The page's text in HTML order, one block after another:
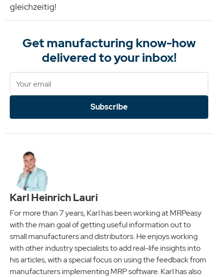
gleichzeitig!
Get manufacturing know-how
delivered to your inbox!
Subscribe
Karl Heinrich Lauri
For more than 7 years, Karl has been working at MRPeasy
with the main goal of getting useful information out to
small manufacturers and distributors. He enjoys working
with other industry specialists to add real-life insights into
his articles, with a special focus on using the feedback from
manufacturers implementing MRP software. Karl has also